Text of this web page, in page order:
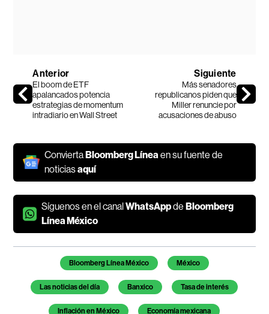
Anterior
El boom de ETF
apalancados potencia
estrategias de momentum
intradiario en Wall Street
Siguiente
Más senadores
republicanos piden que
Miller renuncie por
acusaciones de abuso
ConviertaBloomberg Línea en su fuente de
noticiasaquí
Síguenos en el canalWhatsAppdeBloomberg
Línea México
Temas de este artículo
Bloomberg Línea México México
Las noticias del día Banxico Tasa de interés
Inflación en México Economía mexicana